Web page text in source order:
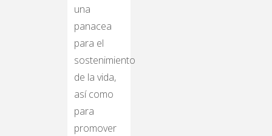
una
panacea
para el
sostenimiento
de la vida,
así como
para
promover